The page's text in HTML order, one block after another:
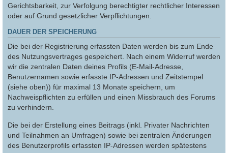
Gerichtsbarkeit, zur Verfolgung berechtigter rechtlicher Interessen
oder auf Grund gesetzlicher Verpflichtungen.
DAUER DER SPEICHERUNG
Die bei der Registrierung erfassten Daten werden bis zum Ende
des Nutzungsvertrages gespeichert. Nach einem Widerruf werden
wir die zentralen Daten deines Profils (E-Mail-Adresse,
Benutzernamen sowie erfasste IP-Adressen und Zeitstempel
(siehe oben)) für maximal 13 Monate speichern, um
Nachweispflichten zu erfüllen und einen Missbrauch des Forums
zu verhindern.
Die bei der Erstellung eines Beitrags (inkl. Privater Nachrichten
und Teilnahmen an Umfragen) sowie bei zentralen Änderungen
des Benutzerprofils erfassten IP-Adressen werden spätestens